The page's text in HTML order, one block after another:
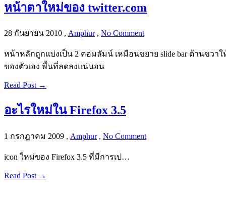
หน้าตาใหม่ของ twitter.com
28 กันยายน 2010 , Amphur, No Comment
หน้าหลักถูกแบ่งเป็น 2 คอมลัมน์ เหมือนขยาย slide bar ด้านขว
ของตัวเอง พื้นที่ลดลงแน่นอน
Read Post →
อะไรใหม่ใน Firefox 3.5
1 กรกฎาคม 2009 , Amphur, No Comment
icon ใหม่ของ Firefox 3.5 ที่มีการเป…
Read Post →